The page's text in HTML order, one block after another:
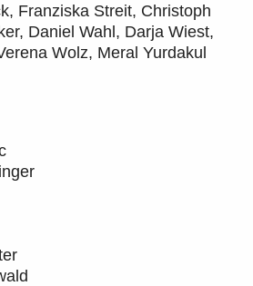
Franziska Streit, Christoph
Daniel Wahl, Darja Wiest,
Wolz, Meral Yurdakul